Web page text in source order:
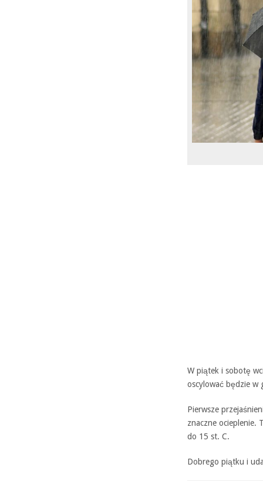
W piątek i sobotę
oscylować będzie w
Pierwsze
znaczne ocieplenie.
do 15 st. C.
Dobrego piątku i